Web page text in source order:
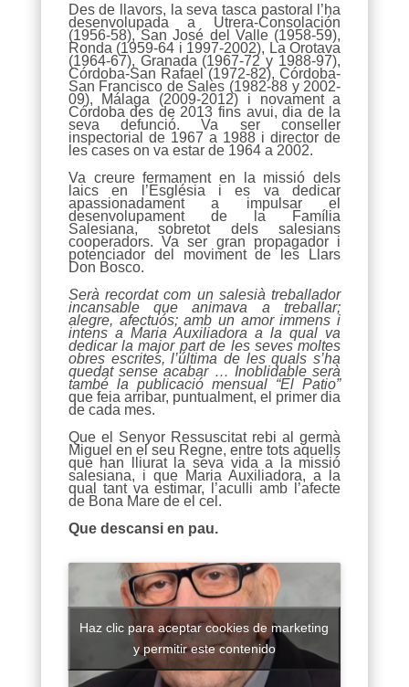
Des de llavors, la seva tasca pastoral l’ha
desenvolupada a Utrera-Consolación
(1956-58), San José del Valle (1958-59),
Ronda (1959-64 i 1997-2002), La Orotava
(1964-67), Granada (1967-72 y 1988-97),
Córdoba-San Rafael (1972-82), Córdoba-
San Francisco de Sales (1982-88 y 2002-
09), Málaga (2009-2012) i novament a
Córdoba des de 2013 fins avui, dia de la
seva defunció. Va ser conseller
inspectorial de 1967 a 1988 i director de
les cases on va estar de 1964 a 2002.
Va creure fermament en la missió dels
laics en l’Església i es va dedicar
apassionadament a impulsar el
desenvolupament de la Família
Salesiana, sobretot dels salesians
cooperadors. Va ser gran propagador i
potenciador del moviment de les Llars
Don Bosco.
Serà recordat com un salesià treballador
incansable que animava a treballar;
alegre, afectuós; amb un amor immens i
intens a Maria Auxiliadora a la qual va
dedicar la major part de les seves moltes
obres escrites, l’última de les quals s’ha
quedat sense acabar … Inoblidable serà
també la publicació mensual “El Patio”
que feia arribar, puntualment, el primer dia
de cada mes.
Que el Senyor Ressuscitat rebi al germà
Miguel en el seu Regne, entre tots aquells
que han lliurat la seva vida a la missió
salesiana, i que Maria Auxiliadora, a la
qual tant va estimar, l’aculli amb l’afecte
de Bona Mare de el cel.
Que descansi en pau.
Haz clic para aceptar cookies de marketing
y permitir este contenido